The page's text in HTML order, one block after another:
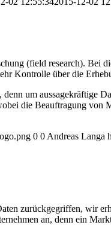
(field research). Bei
Kontrolle über die
um aussagekräftige
die Beauftragung
0 0 Andreas Langa
zurückgegriffen, wir
an, denn ein